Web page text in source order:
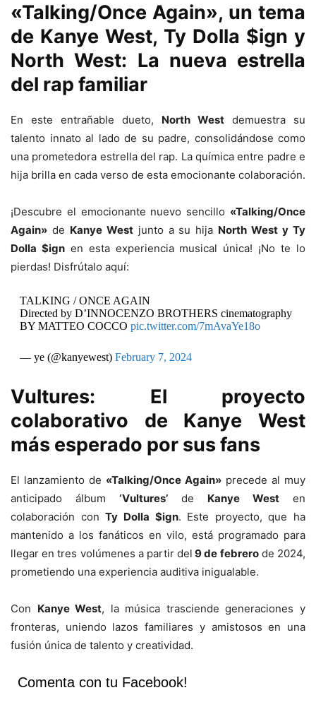
«Talking/Once Again», un tema
de Kanye West, Ty Dolla $ign y
North West: La nueva estrella
del rap familiar
En este entrañable dueto, North West demuestra su
talento innato al lado de su padre, consolidándose como
una prometedora estrella del rap. La química entre padre e
hija brilla en cada verso de esta emocionante colaboración.
¡Descubre el emocionante nuevo sencillo «Talking/Once
Again» de Kanye Westjunto a su hija North West y Ty
Dolla $ignen esta experiencia musical única! ¡No te lo
pierdas! Disfrútalo aquí:
TALKING / ONCE AGAIN
Directed by D’INNOCENZO BROTHERS cinematography
BY MATTEO COCCO pic.twitter.com/7mAvaYe18o
— ye (@kanyewest) February 7, 2024
Vultures: El proyecto
colaborativo de Kanye West
más esperado por sus fans
El lanzamiento de «Talking/Once Again» precede al muy
anticipado álbum ‘Vultures’ de Kanye West en
colaboración conTy Dolla $ign. Este proyecto, que ha
mantenido a los fanáticos en vilo, está programado para
llegar en tres volúmenes a partir del 9 de febrerode 2024,
prometiendo una experiencia auditiva inigualable.
Con Kanye West, la música trasciende generaciones y
fronteras, uniendo lazos familiares y amistosos en una
fusión única de talento y creatividad.
Comenta con tu Facebook!